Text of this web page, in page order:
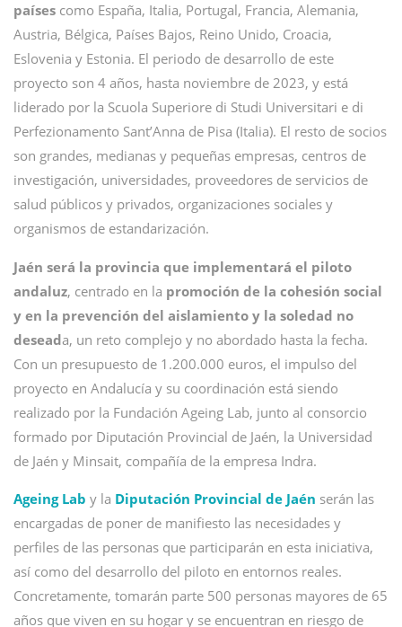
países como España, Italia, Portugal, Francia, Alemania,
Austria, Bélgica, Países Bajos, Reino Unido, Croacia,
Eslovenia y Estonia. El periodo de desarrollo de este
proyecto son 4 años, hasta noviembre de 2023, y está
liderado por la Scuola Superiore di Studi Universitari e di
Perfezionamento Sant’Anna de Pisa (Italia). El resto de socios
son grandes, medianas y pequeñas empresas, centros de
investigación, universidades, proveedores de servicios de
salud públicos y privados, organizaciones sociales y
organismos de estandarización.
Jaén será la provincia que implementará el piloto
andaluz, centrado en la promoción de la cohesión social
y en la prevención del aislamiento y la soledad no
deseada, un reto complejo y no abordado hasta la fecha.
Con un presupuesto de 1.200.000 euros, el impulso del
proyecto en Andalucía y su coordinación está siendo
realizado por la Fundación Ageing Lab, junto al consorcio
formado por Diputación Provincial de Jaén, la Universidad
de Jaén y Minsait, compañía de la empresa Indra.
Ageing Lab y la Diputación Provincial de Jaén serán las
encargadas de poner de manifiesto las necesidades y
perfiles de las personas que participarán en esta iniciativa,
así como del desarrollo del piloto en entornos reales.
Concretamente, tomarán parte 500 personas mayores de 65
años que viven en su hogar y se encuentran en riesgo de